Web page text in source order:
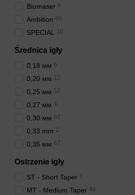
Biomaser 8
Ambition 46
SPECIAL 16
Średnica igły
0,18 мм 6
0,20 мм 12
0,25 мм 52
0,27 мм 4
0,30 мм 92
0,33 mm 2
0,35 мм 67
Ostrzenie igły
ST - Short Taper 8
MT - Medium Taper 48